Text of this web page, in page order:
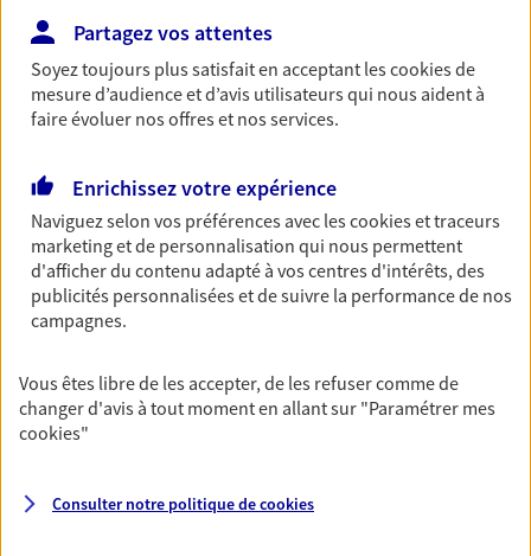
accident du quotidien. Avec Ma Protection
Accident, protégez votre qualité de vie et vos
revenus.
Découvrir l'offre Garantie Accidents de la Vie
OBTENIR UN TARIF EN LIGNE
Multirisque Entreprise
Gagnez en simplicité et en sérénité avec votre
assurance multirisque entreprise. Un contrat
équipements et stocks… sans oublier votre
responsabilité civile.
Découvrir l'offre Multirisque Entreprise
Partagez vos attentes
Soyez toujours plus satisfait en acceptant lescookiesde
mesure d’audience et d’avis utilisateurs qui nous aident à
faire évoluer nos offres et nos services.
Enrichissez votre expérience
Naviguez selon vos préférences avec lescookies et traceurs
marketing et de personnalisation qui nous permettent
d'afficher du contenu adapté à vos centres d'intérêts, des
publicités personnalisées et de suivre la performance de nos
campagnes.
Vous êtes libre de les accepter, de les refuser comme de
changer d'avis à tout moment en allant sur "Paramétrer mes
cookies"
Consulter notre politique decookies